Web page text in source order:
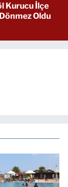
Kurucu İlçe
Oldu